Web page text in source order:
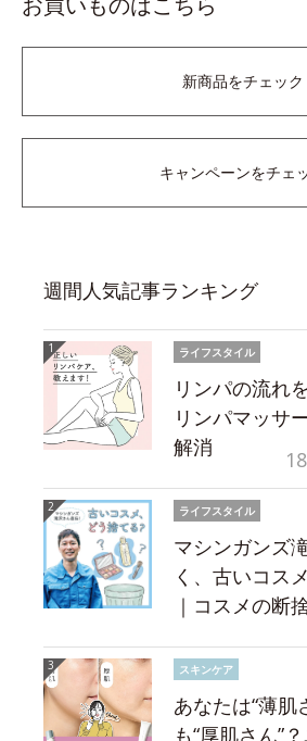
新商品をチェック
キャンペーンをチェ
週間人気記事ランキング
ライフスタイル
リンパの流れ
リンパマッサ
解消
ライフスタイル
マシンガンズ
く、古いコス
｜コスメの断
スキンケア
あなたは“薄肌
も“厚肌さん”